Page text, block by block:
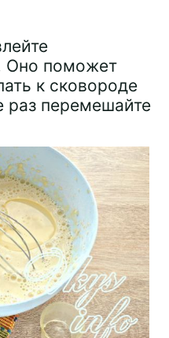
Оно поможет
к сковороде
перемешайте